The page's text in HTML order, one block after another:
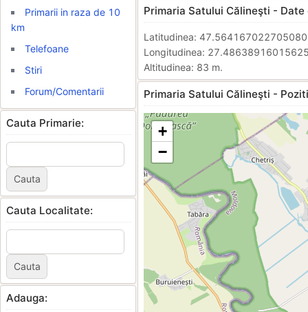
Primarii in raza de 10
km
Telefoane
Stiri
Forum/Comentarii
Cauta Primarie:
Cauta Localitate:
Adauga:
Primaria Satului Călineşti -
Latitudinea:
Longitudinea:
Altitudinea: 83 m.
Primaria Satului Călineşti -
+
−